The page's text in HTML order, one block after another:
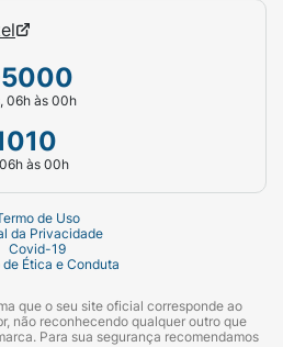
06h às 00h
às 00h
de Uso
da Privacidade
Covid-19
Ética e Conduta
que o seu site oficial corresponde ao
não reconhecendo qualquer outro que
Para sua segurança recomendamos